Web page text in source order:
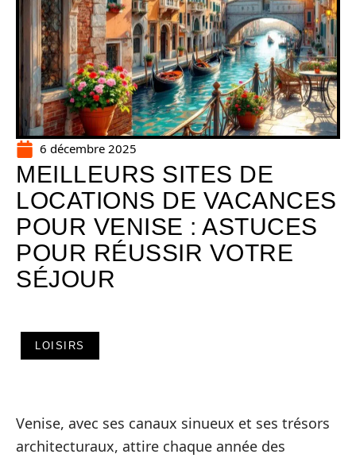
6 décembre 2025
MEILLEURS SITES DE
LOCATIONS DE VACANCES
POUR VENISE : ASTUCES
POUR RÉUSSIR VOTRE
SÉJOUR
LOISIRS
Venise, avec ses canaux sinueux et ses trésors
architecturaux, attire chaque année des